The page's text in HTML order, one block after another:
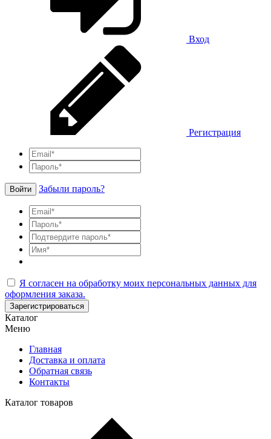
Вход
Регистрация
Войти Забыли пароль?
Я согласен на обработку моих персональных данных для
оформления заказа.
Зарегистрироваться
Каталог
Меню
Главная
Доставка и оплата
Обратная связь
Контакты
Каталог товаров